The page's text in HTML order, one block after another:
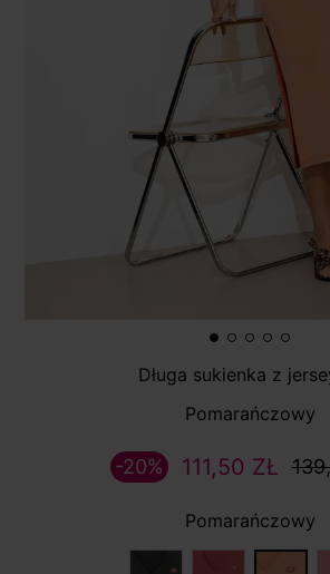
Długa sukienka z
Pomarańczowy
111,50 ZŁ
-20%
Pomarańczowy